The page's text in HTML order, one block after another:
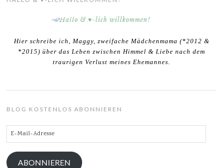
Hier schreibe ich, Maggy, zweifache Mädchenmama (*2012 &
*2015) über das Leben zwischen Himmel & Liebe nach dem
traurigen Verlust meines Ehemannes.
BLOG KOSTENLOS ABONNIEREN
E-
Mail-
Adresse
ABONNIEREN